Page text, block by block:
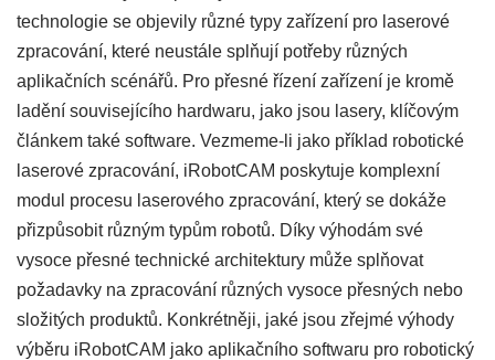
technologie se objevily různé typy zařízení pro laserové
zpracování, které neustále splňují potřeby různých
aplikačních scénářů. Pro přesné řízení zařízení je kromě
ladění souvisejícího hardwaru, jako jsou lasery, klíčovým
článkem také software. Vezmeme-li jako příklad robotické
laserové zpracování, iRobotCAM poskytuje komplexní
modul procesu laserového zpracování, který se dokáže
přizpůsobit různým typům robotů. Díky výhodám své
vysoce přesné technické architektury může splňovat
požadavky na zpracování různých vysoce přesných nebo
složitých produktů. Konkrétněji, jaké jsou zřejmé výhody
výběru iRobotCAM jako aplikačního softwaru pro robotický